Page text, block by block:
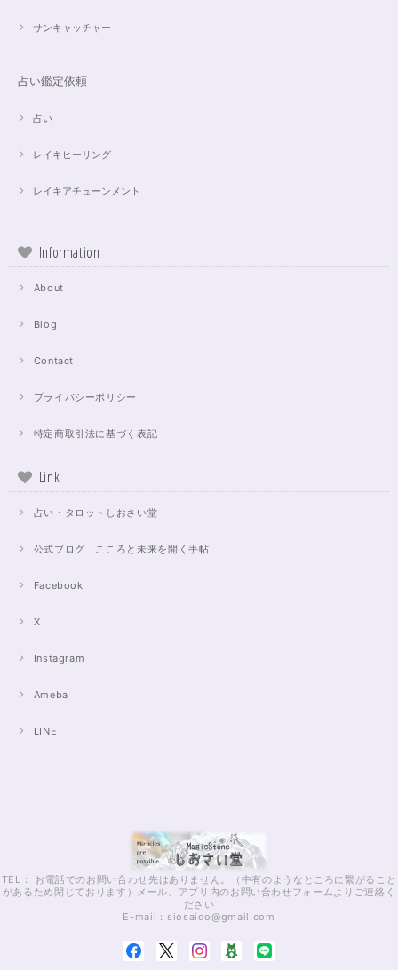
サンキャッチャー
占い鑑定依頼
占い
レイキヒーリング
レイキアチューンメント
Information
About
Blog
Contact
プライバシーポリシー
特定商取引法に基づく表記
Link
占い・タロットしおさい堂
公式ブログ こころと未来を開く手帖
Facebook
X
Instagram
Ameba
LINE
TEL： お電話でのお問い合わせ先はありません。（中有のようなところに繋がること
があるため閉じております）メール、アプリ内のお問い合わせフォームよりご連絡く
ださい
E-mail： siosaido@gmail.com